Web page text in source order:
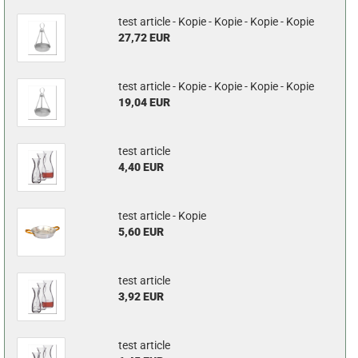
test article - Kopie - Kopie - Kopie - Kopie
27,72 EUR
test article - Kopie - Kopie - Kopie - Kopie
19,04 EUR
test article
4,40 EUR
test article - Kopie
5,60 EUR
test article
3,92 EUR
test article